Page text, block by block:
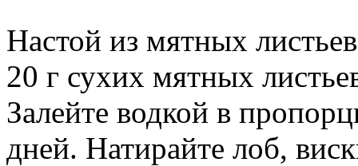
Настой из мятных
20 г сухих мятных
Залейте водкой в
дней. Натирайте лоб,